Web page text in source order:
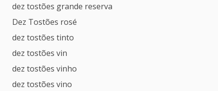
dez tostões grande reserva
Dez Tostões rosé
dez tostões tinto
dez tostões vin
dez tostões vinho
dez tostões vino